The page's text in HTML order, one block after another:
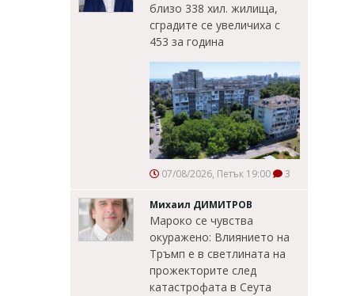
близо 338 хил. жилища,
сградите се увеличиха с
453 за година
07/08/2026, Петък 19:00 3
Михаил ДИМИТРОВ
Мароко се чувства
окуражено: Влиянието на
Тръмп е в светлината на
прожекторите след
катастрофата в Сеута